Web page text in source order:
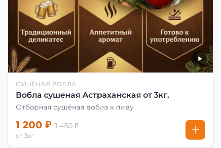
СУШЁНАЯ ВОБЛА
Вобла сушеная Астраханская от 3кг.
Отборная сушёная вобла к пиву
1 200 ₽ 1 450 ₽
от 3кг